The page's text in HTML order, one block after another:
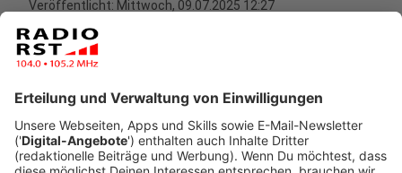
Veröffentlicht: Mittwoch, 09.07.2025 12:27
Anzeige
63.329 Schülerinnen und Schüler im Kreis Steinfurt
starten am Freitag (11.07.) in die Sommerferien. Kurz
vor Ferienbeginn erhalten viele ihre Zeugnisse – ein